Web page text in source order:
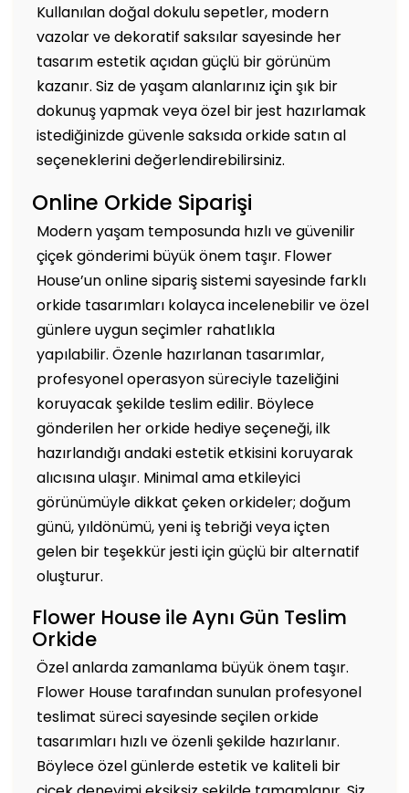
Kullanılan doğal dokulu sepetler, modern
vazolar ve dekoratif saksılar sayesinde her
tasarım estetik açıdan güçlü bir görünüm
kazanır. Siz de yaşam alanlarınız için şık bir
dokunuş yapmak veya özel bir jest hazırlamak
istediğinizde güvenle saksıda orkide satın al
seçeneklerini değerlendirebilirsiniz.
Online Orkide Siparişi
Modern yaşam temposunda hızlı ve güvenilir
çiçek gönderimi büyük önem taşır. Flower
House’un online sipariş sistemi sayesinde farklı
orkide tasarımları kolayca incelenebilir ve özel
günlere uygun seçimler rahatlıkla
yapılabilir. Özenle hazırlanan tasarımlar,
profesyonel operasyon süreciyle tazeliğini
koruyacak şekilde teslim edilir. Böylece
gönderilen her orkide hediye seçeneği, ilk
hazırlandığı andaki estetik etkisini koruyarak
alıcısına ulaşır. Minimal ama etkileyici
görünümüyle dikkat çeken orkideler; doğum
günü, yıldönümü, yeni iş tebriği veya içten
gelen bir teşekkür jesti için güçlü bir alternatif
oluşturur.
Flower House ile Aynı Gün Teslim
Orkide
Özel anlarda zamanlama büyük önem taşır.
Flower House tarafından sunulan profesyonel
teslimat süreci sayesinde seçilen orkide
tasarımları hızlı ve özenli şekilde hazırlanır.
Böylece özel günlerde estetik ve kaliteli bir